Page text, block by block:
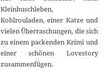
Kleinhuschleben,
Kohlrouladen, einer Katze und
vielen Überraschungen, die sich
zu einem packenden Krimi und
einer schönen Lovestory
zusammenfügen.